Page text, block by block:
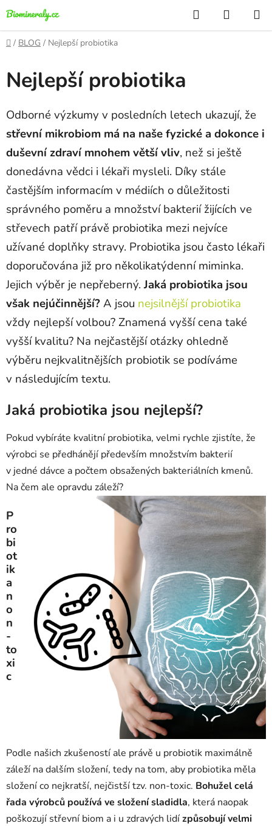
Přejít
na
obsah
Hledat
KOŠÍK
Domů
/ BLOG / Nejlepší probiotika
Nejlepší probiotika
Odborné výzkumy v posledních letech ukazují, že
střevní mikrobiom má na naše fyzické a dokonce i
duševní zdraví mnohem větší vliv, než si ještě
donedávna vědci i lékaři mysleli. Díky stále
častějším informacím v médiích o důležitosti
správného poměru a množství bakterií žijících ve
střevech patří právě probiotika mezi nejvíce
užívané doplňky stravy. Probiotika jsou často lékaři
doporučována již pro několikatýdenní miminka.
Jejich výběr je nepřeberný.Jaká probiotika jsou
však nejúčinnější?A jsou nejsilnější probiotika
vždy nejlepší volbou? Znamená vyšší cena také
vyšší kvalitu? Na nejčastější otázky ohledně
výběru nejkvalitnějších probiotik se podíváme
v následujícím textu.
Jaká probiotika jsou nejlepší?
Pokud vybíráte kvalitní probiotika, velmi rychle zjistíte, že
výrobci se předhánějí především množstvím bakterií
v jedné dávce a počtem obsažených bakteriálních kmenů.
Na čem ale opravdu záleží?
P
ro
bi
ot
ik
a
n
o
n
-
to
xi
c
Podle našich zkušeností ale právě u probiotik maximálně
záleží na dalším složení, tedy na tom, aby probiotika měla
složení co nejkratší, nejčistší tzv. non-toxic. Bohužel celá
řada výrobců používá ve složení sladidla, která naopak
poškozují střevní biom a i u zdravých lidízpůsobují velmi